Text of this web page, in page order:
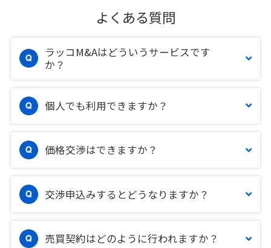
よくある質問
ラッコM&Aはどういうサービスです
か？
個人でも利用できますか？
価格交渉はできますか？
交渉申込みするとどうなりますか？
売買契約はどのように行われますか？